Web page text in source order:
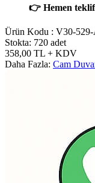
👉 Hemen teklif
Ürün Kodu : V30-
Stokta: 720 adet
358,00 TL + KDV
Daha Fazla: Cam